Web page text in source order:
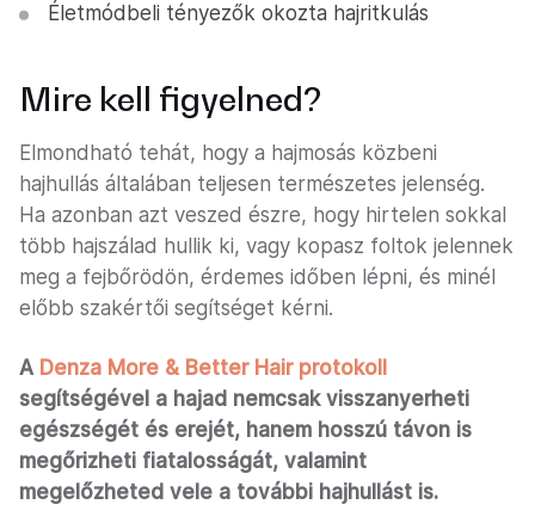
Életmódbeli tényezők okozta hajritkulás
Mire kell figyelned?
Elmondható tehát, hogy a hajmosás közbeni
hajhullás általában teljesen természetes jelenség.
Ha azonban azt veszed észre, hogy hirtelen sokkal
több hajszálad hullik ki, vagy kopasz foltok jelennek
meg a fejbőrödön, érdemes időben lépni, és minél
előbb szakértői segítséget kérni.
A Denza More & Better Hair protokoll
segítségével a hajad nemcsak visszanyerheti
egészségét és erejét, hanem hosszú távon is
megőrizheti fiatalosságát, valamint
megelőzheted vele a további hajhullást is.